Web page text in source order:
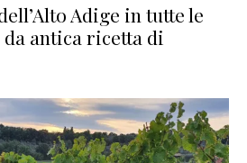
Adige in tutte le
antica ricetta di